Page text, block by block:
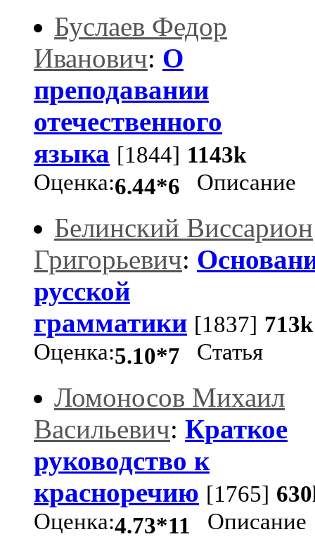
Буслаев Федор
Иванович: О
преподавании
отечественного
языка [1844] 1143k
Оценка:6.44*6
Описание
Белинский Виссарион
Григорьевич:
русской
грамматики [1837] 713k
Оценка:5.10*7
Статья
Ломоносов Михаил
Васильевич: Краткое
руководство к
красноречию [1765]
Оценка:4.73*11
Описание